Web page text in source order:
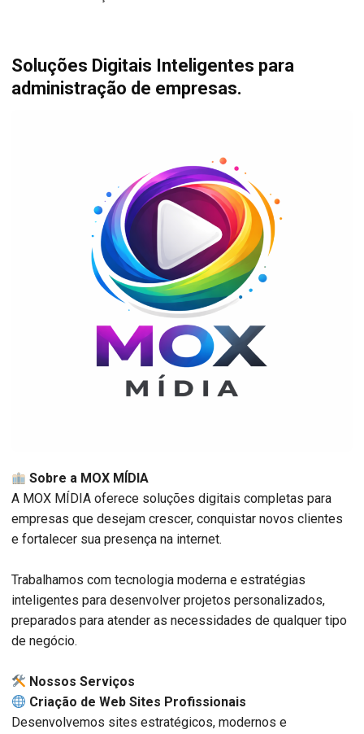
Soluções Digitais Inteligentes para
administração de empresas.
Sobre a MOX MÍDIA
A MOX MÍDIA oferece soluções digitais completas para
empresas que desejam crescer, conquistar novos clientes
e fortalecer sua presença na internet.
Trabalhamos com tecnologia moderna e estratégias
inteligentes para desenvolver projetos personalizados,
preparados para atender as necessidades de qualquer tipo
de negócio.
️ Nossos Serviços
Criação de Web Sites Profissionais
Desenvolvemos sites estratégicos, modernos e